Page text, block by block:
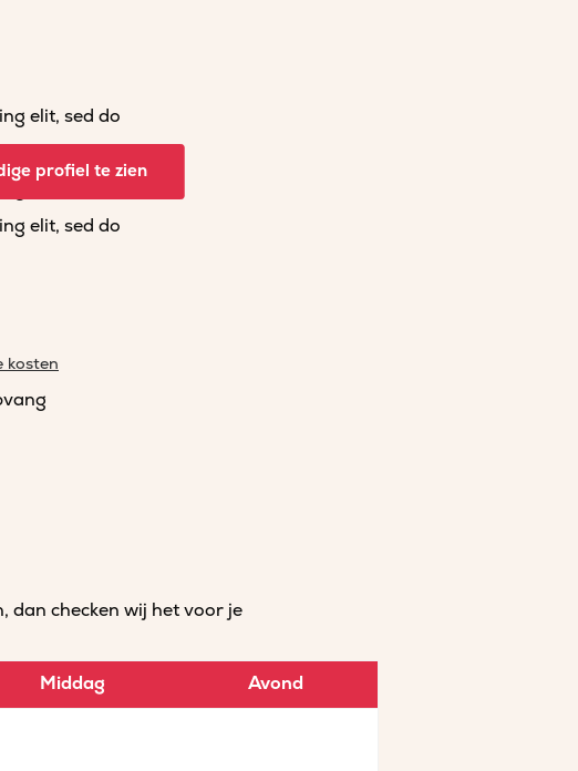
elit, sed do
elit, sed do
elit, sed do
elit, sed do
profiel te zien
kosten
dan checken wij het voor je
Middag Avond